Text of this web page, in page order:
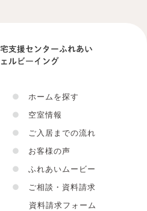
●
ホームを探す
●
空室情報
●
ご入居までの流れ
●
お客様の声
●
ふれあいムービー
●
ご相談・資料請求
資料請求フォーム